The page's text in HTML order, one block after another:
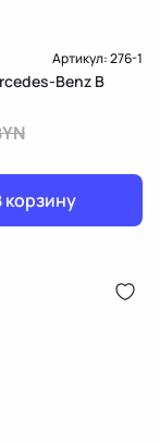
Артикул:276-1
Benz B
корзину